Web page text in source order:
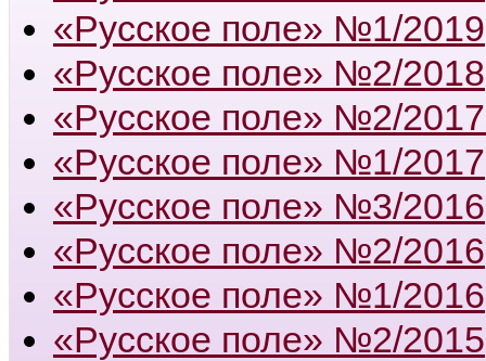
«Русское поле» №1/2019
«Русское поле» №2/2018
«Русское поле» №2/
«Русское поле» №1/2017
«Русское поле» №3/2016
«Русское поле» №2/2016
«Русское поле» №1/2016
«Русское поле» №2/2015